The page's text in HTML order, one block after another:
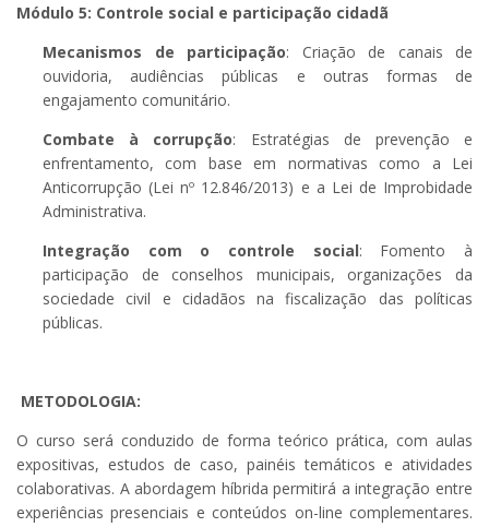
Módulo 5: Controle social e participação cidadã
Mecanismos de participação: Criação de canais de
ouvidoria, audiências públicas e outras formas de
engajamento comunitário.
Combate à corrupção: Estratégias de prevenção e
enfrentamento, com base em normativas como a Lei
Anticorrupção (Lei nº 12.846/2013) e a Lei de Improbidade
Administrativa.
Integração com o controle social: Fomento à
participação de conselhos municipais, organizações da
sociedade civil e cidadãos na fiscalização das políticas
públicas.
METODOLOGIA:
O curso será conduzido de forma teórico prática, com aulas
expositivas, estudos de caso, painéis temáticos e atividades
colaborativas. A abordagem híbrida permitirá a integração entre
experiências presenciais e conteúdos on-line complementares.